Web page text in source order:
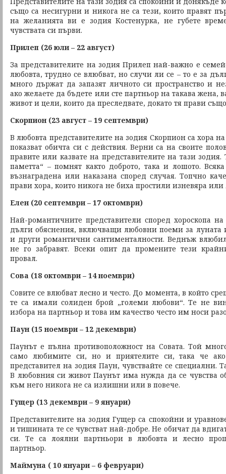
също са несигурни и никога не са тези, които правят
на желанията ви е зодия Костенурка, не губете
чувствата си първи.
Прилеп (26 юли – 22 август)
За представителите на зодия Прилеп най-важно е
любовта, трудно се влюбват, но случи ли се – то е за
много държат да запазят личното си пространство и
ако желаете да бъдете или сте партньор на такава жена,
живот и цели, които да преследвате, докато тя прави
Скорпион (23 август – 19 септември)
В любовта представителите на зодия Скорпион са хора
показват обичта си с действия. Верни са на своите
правите или казвате на представителите на тази
паметта“ – помнят както доброто, така и лошото.
възнаградена или наказана според случая. Топчно
прави хора, които никога не биха простили изневяра
Елен (20 септември – 17 октомври)
Най-романтичните представители според хороскопа
дълги обяснения, включващи любовни поеми за луната
и други романтични сантименталности. Веднъж
не го забравят. Всеки опит да промените тези
провал.
Сова (18 октомври – 14 ноември)
Совите се влюбват лесно и често. До момента, в който
те са имали солиден брой „големи любови“. Те не
избора на партньор и това им качество често им носи
Паун (15 ноември – 12 декември)
Паунът е пълна противоположност на Совата. Той
само любимите си, но и приятелите си, така че
представител на зодия Паун, чувствайте се специални.
В любовния си живот Паунът има нужда да се чувства
към него никога не са излишни или в повече.
Гущер (13 декември – 9 януари)
Представителите на зодия Гущер са спокойни и
и тишината те се чувстват най-добре. Не обичат да
си. Те са лоялни партньори в любовта и лесно
партньор.
Маймуна ( 10 януари – 6 февруари)